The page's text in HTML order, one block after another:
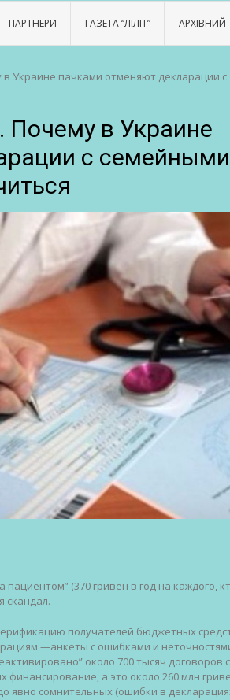
ПАРТНЕРИ ГАЗЕТА “ЛІЛІТ” АРХІВНИЙ
Украине пачками отменяют декларации с
Почему в Украине
с семейными
(370 гривен в год на каждого,
скандал.
получателей бюджетных
—анкеты с ошибками и
около 700 тысяч договоров с
а это около 260 млн
явно сомнительных (ошибки в